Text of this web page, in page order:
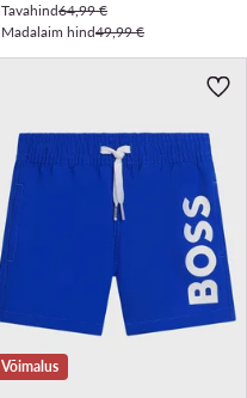
Tavahind64,99 €
Madalaim hind49,99 €
Võimalus